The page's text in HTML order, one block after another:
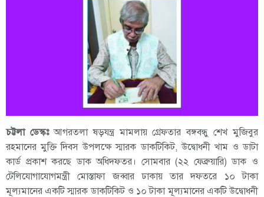
চট্টলা ডেস্কঃআগরতলা ষড়যন্ত্র মামলায় গ্রেফতার বঙ্গবন্ধু শেখ মুজিবুর
রহমানের মুক্তি দিবস উপলক্ষে স্মারক ডাকটিকিট, উদ্বোধনী খাম ও ডাটা
কার্ড প্রকাশ করছে ডাক অধিদফতর। সোমবার (২২ ফেব্রুয়ারি) ডাক ও
টেলিযোগাযোগমন্ত্রী মোস্তাফা জব্বার ঢাকায় তার দফতরে ১০ টাকা
মূল্যমানের একটি স্মারক ডাকটিকিট ও ১০ টাকা মূল্যমানের একটি উদ্বোধনী